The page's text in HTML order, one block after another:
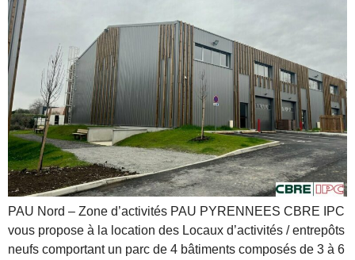
PAU Nord – Zone d’activités PAU PYRENNEES CBRE IPC
vous propose à la location des Locaux d’activités / entrepôts
neufs comportant un parc de 4 bâtiments composés de 3 à 6